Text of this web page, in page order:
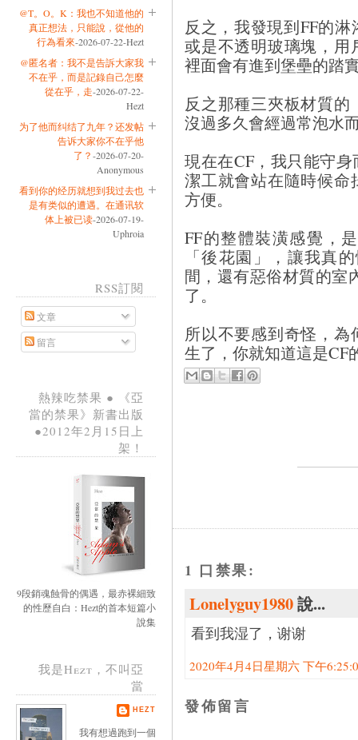
@T。O。K：我也不知道他的
真正想法，只能說，從他的
行為看來-2026-07-22-Hezt
@匿名者：我不是告訴大家我
不在乎，而是記錄自己怎麼
從在乎，走-2026-07-22-
Hezt
为了他而纠结了九年？还发帖
告诉大家你不在乎他
了？-2026-07-20-
Anonymous
看到你的经历就想到我过去也
是有类似的遭遇。在通讯软
体上被已读-2026-07-19-
Uphroia
RSS訂閱
文章
留言
熱辣吃禁果 ● 《亞
當的禁果》新書出版
●2012年2月15日上
架！
9段銷魂蝕骨的偶遇，最赤裸細致
的性歷自白：Hezt的首本短篇小
說集
我是Hezt，不叫亞
當
HEZT
我有想過跑到一個
反之，我發現到FF的
或是不透明玻璃塊，用
裡面會有進到堡壘的踏
反之那種三夾板材質
沒過多久會經過常泡水
現在在CF，我只能守
潔工就會站在隨時候命
方便。
FF的整體裝潢感覺，
「後花園」，讓我真
間，還有惡俗材質的室
了。
所以不要感到奇怪，
生了，你就知道這是CF
1 口禁果:
Lonelyguy1980說...
看到我湿了，谢谢
2020年4月4日星期六 下午
發佈留言